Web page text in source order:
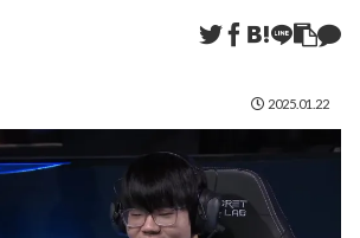
2025.01.22